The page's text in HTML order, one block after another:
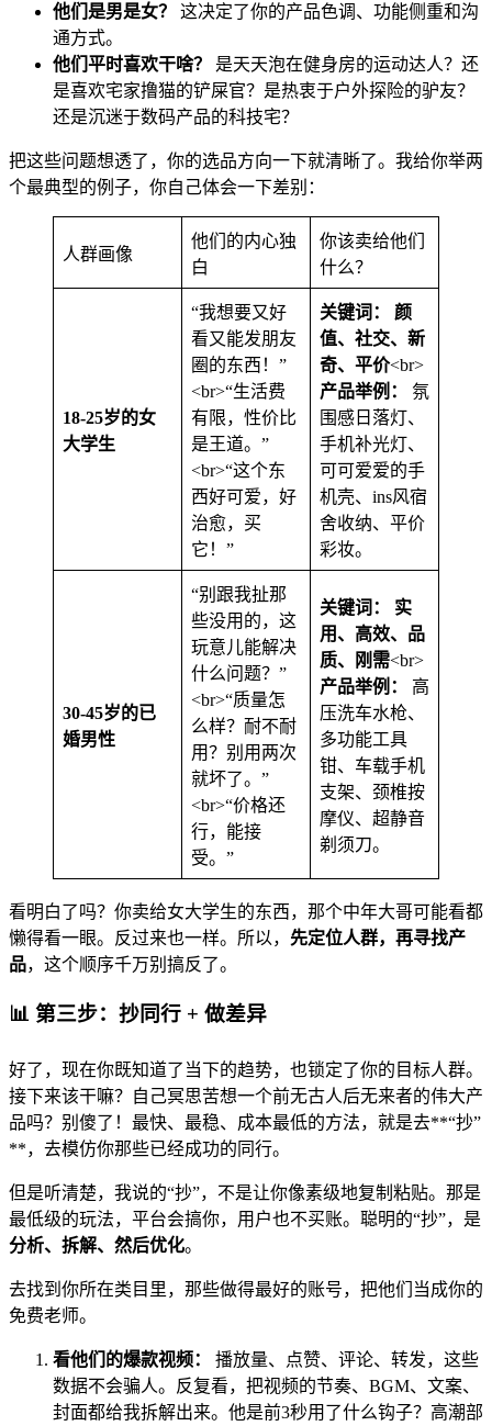
他们是男是女？
这决定了你的产品色调、功能侧重和沟
通方式。
他们平时喜欢干啥？
是天天泡在健身房的运动达人？还
是喜欢宅家撸猫的铲屎官？是热衷于户外探险的驴友？
还是沉迷于数码产品的科技宅？
把这些问题想透了，你的选品方向一下就清晰了。我给你举两
个最典型的例子，你自己体会一下差别：
人群画像
他们的内心独
白
你该卖给他们
什么？
18-25岁的女
大学生
“我想要又好
看又能发朋友
圈的东西！”
<br>“生活费
有限，性价比
是王道。”
<br>“这个东
西好可爱，好
治愈，买
它！”
关键词：
颜
值、社交、新
奇、平价<br>
产品举例：
氛
围感日落灯、
手机补光灯、
可可爱爱的手
机壳、ins风宿
舍收纳、平价
彩妆。
30-45岁的已
婚男性
“别跟我扯那
些没用的，这
玩意儿能解决
什么问题？”
<br>“质量怎
么样？耐不耐
用？别用两次
就坏了。”
<br>“价格还
行，能接
受。”
关键词：
实
用、高效、品
质、刚需<br>
产品举例：
高
压洗车水枪、
多功能工具
钳、车载手机
支架、颈椎按
摩仪、超静音
剃须刀。
看明白了吗？你卖给女大学生的东西，那个中年大哥可能看都
懒得看一眼。反过来也一样。所以， 先定位人群，再寻找产
品，这个顺序千万别搞反了。
📊 第三步：抄同行 + 做差异
好了，现在你既知道了当下的趋势，也锁定了你的目标人群。
接下来该干嘛？自己冥思苦想一个前无古人后无来者的伟大产
品吗？别傻了！最快、最稳、成本最低的方法，就是去**“抄”
**，去模仿你那些已经成功的同行。
但是听清楚，我说的“抄”，不是让你像素级地复制粘贴。那是
最低级的玩法，平台会搞你，用户也不买账。聪明的“抄”，是
分析、拆解、然后优化。
去找到你所在类目里，那些做得最好的账号，把他们当成你的
免费老师。
看他们的爆款视频：
播放量、点赞、评论、转发，这些
数据不会骗人。反复看，把视频的节奏、BGM、文案、
封面都给我拆解出来。他是前3秒用了什么钩子？高潮部